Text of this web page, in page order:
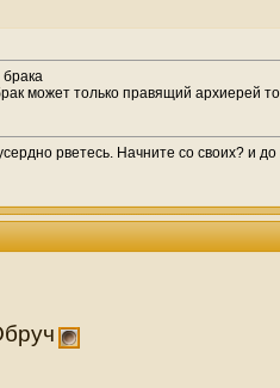
брака
может только правящий архиерей
рветесь. Начните со своих? и